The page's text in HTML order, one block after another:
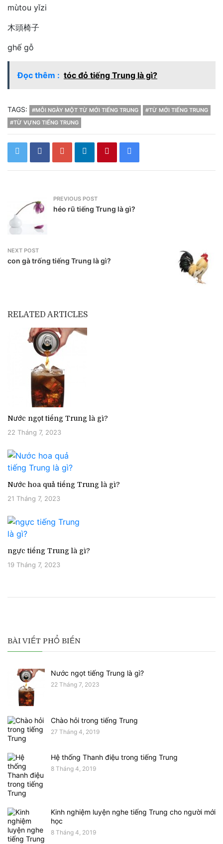
mùtou yǐzi
木頭椅子
ghế gỗ
Đọc thêm : tóc đỏ tiếng Trung là gì?
TAGS: #MỖI NGÀY MỘT TỪ MỚI TIẾNG TRUNG
#TỪ MỚI TIẾNG TRUNG
#TỪ VỰNG TIẾNG TRUNG
PREVIOUS POST
héo rũ tiếng Trung là gì?
NEXT POST
con gà trống tiếng Trung là gì?
RELATED ARTICLES
Nước ngọt tiếng Trung là gì?
22 Tháng 7, 2023
Nước hoa quả tiếng Trung là gì?
21 Tháng 7, 2023
ngực tiếng Trung là gì?
19 Tháng 7, 2023
BÀI VIẾT PHỔ BIẾN
Nước ngọt tiếng Trung là gì?
22 Tháng 7, 2023
Chào hỏi trong tiếng Trung
27 Tháng 4, 2019
Hệ thống Thanh điệu trong tiếng Trung
8 Tháng 4, 2019
Kinh nghiệm luyện nghe tiếng Trung cho người mới
học
8 Tháng 4, 2019